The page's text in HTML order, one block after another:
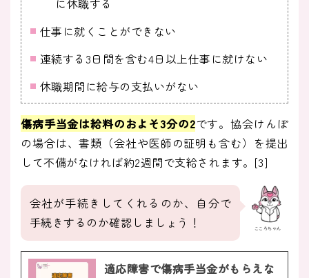
仕事に就くことができない
連続する3日間を含む4日以上仕事に就けない
休職期間に給与の支払いがない
傷病手当金は給料のおよそ3分の2です。協会けんぽ
の場合は、書類（会社や医師の証明も含む）を提出
して不備がなければ約2週間で支給されます。[3]
こころちゃん
会社が手続きしてくれるのか、自分で
手続きするのか確認しましょう！
適応障害で傷病手当金がもらえな